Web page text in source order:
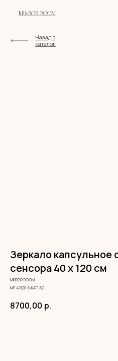
Зеркало капсульное
сенсора 40 х 120 см
MIRROR ROOM
МР 40120-6-КАП-БС
8700,00 р.